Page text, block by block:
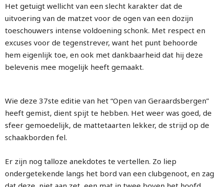
Het getuigt wellicht van een slecht karakter dat de
uitvoering van de matzet voor de ogen van een dozijn
toeschouwers intense voldoening schonk. Met respect en
excuses voor de tegenstrever, want het punt behoorde
hem eigenlijk toe, en ook met dankbaarheid dat hij deze
belevenis mee mogelijk heeft gemaakt.
Wie deze 37ste editie van het “Open van Geraardsbergen”
heeft gemist, dient spijt te hebben. Het weer was goed, de
sfeer gemoedelijk, de mattetaarten lekker, de strijd op de
schaakborden fel.
Er zijn nog talloze anekdotes te vertellen. Zo liep
ondergetekende langs het bord van een clubgenoot, en zag